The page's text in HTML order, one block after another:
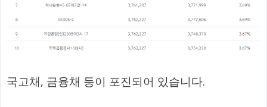
국고채, 금융채 등이 포진되어 있습니다.